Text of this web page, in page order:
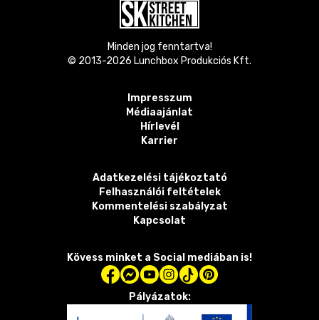
Minden jog fenntartva!
© 2013-2026 Lunchbox Produkciós Kft.
Impresszum
Médiaajánlat
Hírlevél
Karrier
Adatkezelési tájékoztató
Felhasználói feltételek
Kommentelési szabályzat
Kapcsolat
Kövess minket a Social mediában is!
Pályázatok: